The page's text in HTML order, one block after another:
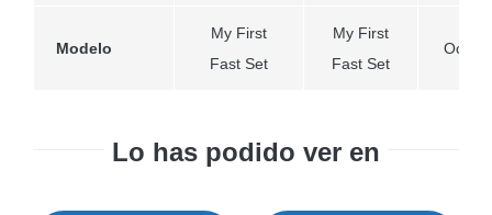
Modelo
My First
Fast Set
My First
Fast Set
Lo has podido ver en